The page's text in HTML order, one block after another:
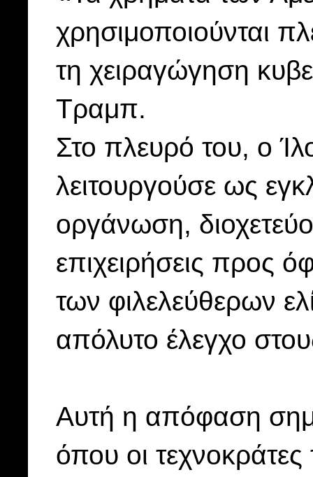
χρησιμοποιούνται
τη χειραγώγηση
Τραμπ.
Στο πλευρό του, ο
λειτουργούσε ως
οργάνωση,
επιχειρήσεις προς
των φιλελεύθερων
απόλυτο έλεγχο
Αυτή η απόφαση
όπου οι τεχνοκράτες